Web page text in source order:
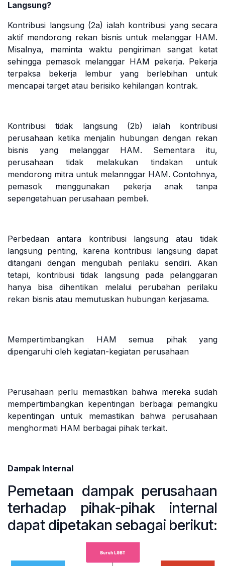
Langsung?
Kontribusi langsung (2a) ialah kontribusi yang secara
aktif mendorong rekan bisnis untuk melanggar HAM.
Misalnya, meminta waktu pengiriman sangat ketat
sehingga pemasok melanggar HAM pekerja. Pekerja
terpaksa bekerja lembur yang berlebihan untuk
mencapai target atau berisiko kehilangan kontrak.
Kontribusi tidak langsung (2b) ialah kontribusi
perusahaan ketika menjalin hubungan dengan rekan
bisnis yang melanggar HAM. Sementara itu,
perusahaan tidak melakukan tindakan untuk
mendorong mitra untuk melannggar HAM. Contohnya,
pemasok menggunakan pekerja anak tanpa
sepengetahuan perusahaan pembeli.
Perbedaan antara kontribusi langsung atau tidak
langsung penting, karena kontribusi langsung dapat
ditangani dengan mengubah perilaku sendiri. Akan
tetapi, kontribusi tidak langsung pada pelanggaran
hanya bisa dihentikan melalui perubahan perilaku
rekan bisnis atau memutuskan hubungan kerjasama.
Mempertimbangkan HAM semua pihak yang
dipengaruhi oleh kegiatan-kegiatan perusahaan
Perusahaan perlu memastikan bahwa mereka sudah
mempertimbangkan kepentingan berbagai pemangku
kepentingan untuk memastikan bahwa perusahaan
menghormati HAM berbagai pihak terkait.
Dampak Internal
Pemetaan dampak perusahaan
terhadap pihak-pihak internal
dapat dipetakan sebagai berikut: